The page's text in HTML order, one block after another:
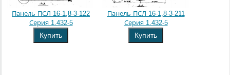
Панель ПСЛ 16-1,8-3-122
Серия 1.432-5
Купить
Панель ПСЛ 16-1,8-3-211
Серия 1.432-5
Купить